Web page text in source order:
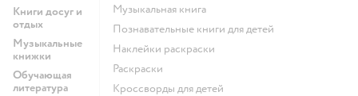
Книги досуг и
отдых
Музыкальные
книжки
Обучающая
литература
музыкальная книга
познавательные книги для детей
наклейки раскраски
раскраски
кроссворды для детей